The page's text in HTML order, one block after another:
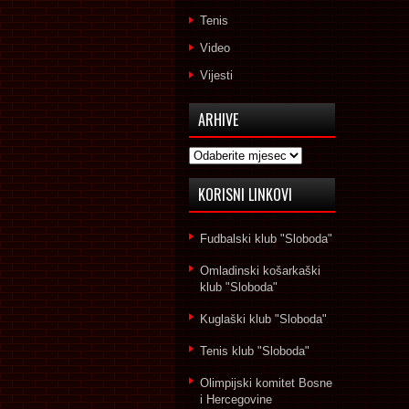
Tenis
Video
Vijesti
ARHIVE
Arhive
KORISNI LINKOVI
Fudbalski klub "Sloboda"
Omladinski košarkaški
klub "Sloboda"
Kuglaški klub "Sloboda"
Tenis klub "Sloboda"
Olimpijski komitet Bosne
i Hercegovine